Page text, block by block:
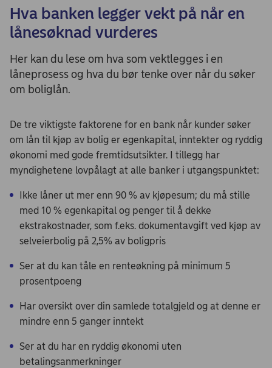
Hva banken legger vekt på når en
lånesøknad vurderes
Her kan du lese om hva som vektlegges i en
låneprosess og hva du bør tenke over når du søker
om boliglån.
De tre viktigste faktorene for en bank når kunder søker
om lån til kjøp av bolig er egenkapital, inntekter og ryddig
økonomi med gode fremtidsutsikter. I tillegg har
myndighetene lovpålagt at alle banker i utgangspunktet:
Ikke låner ut mer enn 90 % av kjøpesum; du må stille
med 10 % egenkapital og penger til å dekke
ekstrakostnader, som f.eks. dokumentavgift ved kjøp av
selveierbolig på 2,5% av boligpris
Ser at du kan tåle en renteøkning på minimum 5
prosentpoeng
Har oversikt over din samlede totalgjeld og at denne er
mindre enn 5 ganger inntekt
Ser at du har en ryddig økonomi uten
betalingsanmerkninger